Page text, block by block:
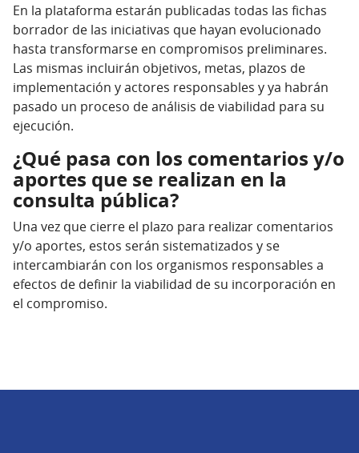
En la plataforma estarán publicadas todas las fichas
borrador de las iniciativas que hayan evolucionado
hasta transformarse en compromisos preliminares.
Las mismas incluirán objetivos, metas, plazos de
implementación y actores responsables y ya habrán
pasado un proceso de análisis de viabilidad para su
ejecución.
¿Qué pasa con los comentarios y/o
aportes que se realizan en la
consulta pública?
Una vez que cierre el plazo para realizar comentarios
y/o aportes, estos serán sistematizados y se
intercambiarán con los organismos responsables a
efectos de definir la viabilidad de su incorporación en
el compromiso.